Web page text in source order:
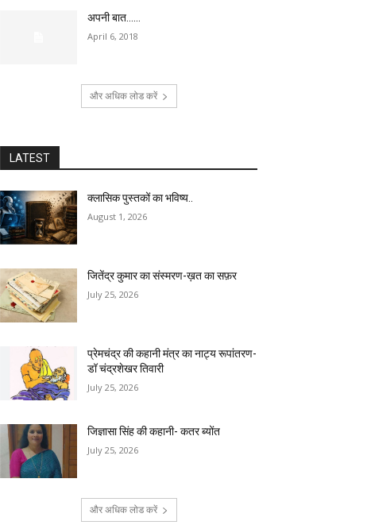
अपनी बात……
April 6, 2018
और अधिक लोड करें
LATEST
क्लासिक पुस्तकों का भविष्य..
August 1, 2026
जितेंद्र कुमार का संस्मरण-ख़त का सफ़र
July 25, 2026
प्रेमचंद्र की कहानी मंत्र का नाट्य रूपांतरण-
डॉ चंद्रशेखर तिवारी
July 25, 2026
जिज्ञासा सिंह की कहानी- कतर ब्योंत
July 25, 2026
और अधिक लोड करें